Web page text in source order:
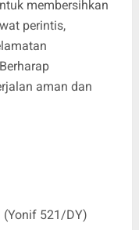
membersihkan
perintis,
aman dan
(Yonif 521/DY)